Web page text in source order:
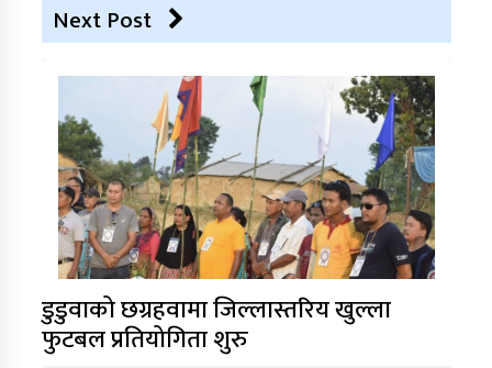
Next Post
डुडुवाको छग्रहवामा जिल्लास्तरिय खुल्ला
फुटबल प्रतियोगिता शुरु